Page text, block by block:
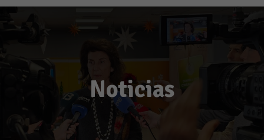
Noticias